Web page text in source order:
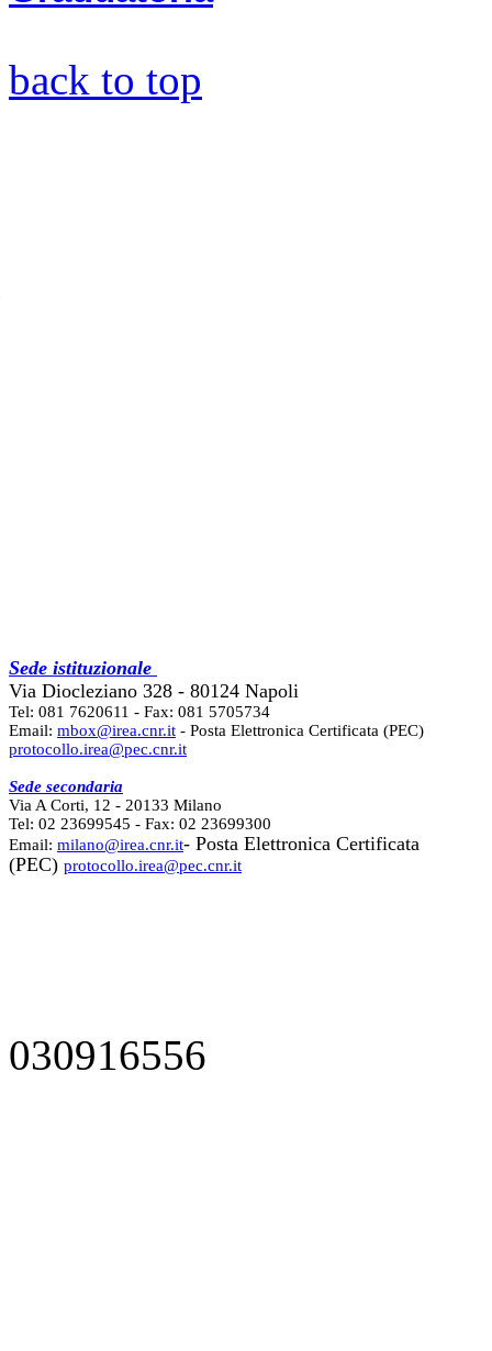
back to top
Sede istituzionale
Via Diocleziano 328 - 80124 Napoli
Tel: 081 7620611 - Fax: 081 5705734
Email: mbox@irea.cnr.it - Posta Elettronica Certificata (PEC)
protocollo.irea@pec.cnr.it
Sede secondaria
Via A Corti, 12 - 20133 Milano
Tel: 02 23699545 - Fax: 02 23699300
Email: milano@irea.cnr.it- Posta Elettronica Certificata
(PEC) protocollo.irea@pec.cnr.it
030916556